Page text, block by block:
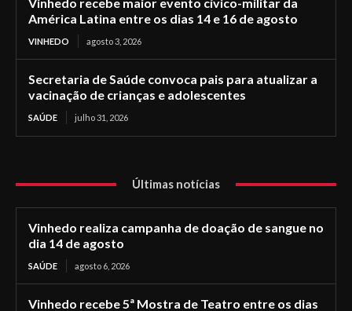
América Latina entre os dias 14 e 16 de agosto
VINHEDO agosto 3, 2026
Secretaria de Saúde convoca pais para atualizar a
vacinação de crianças e adolescentes
SAÚDE julho 31, 2026
Últimas notícias
Vinhedo realiza campanha de doação de sangue no
dia 14 de agosto
SAÚDE agosto 6, 2026
Vinhedo recebe 5ª Mostra de Teatro entre os dias